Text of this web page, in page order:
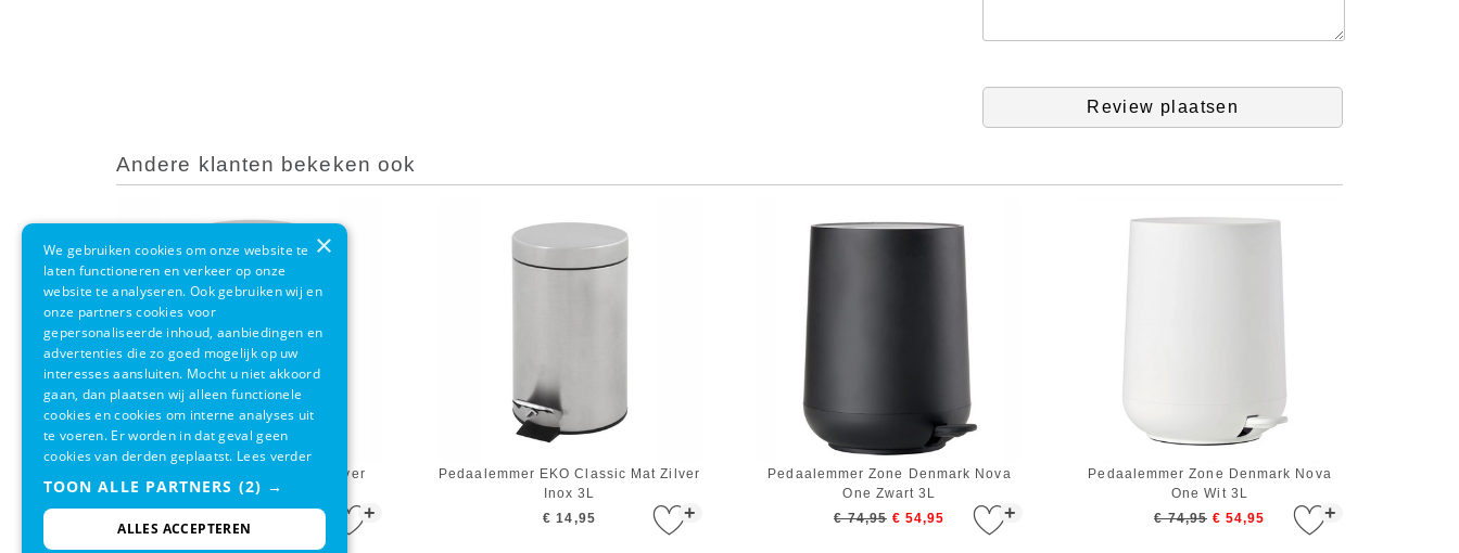
Review plaatsen
Andere klanten bekeken ook
+
Pedaalemmer EKO Classic Silver
RVS 5L
+
Pedaalemmer EKO Classic Mat Zilver
Inox 3L
€ 14,95
+
Pedaalemmer Zone Denmark Nova
One Zwart 3L
€ 74,95 € 54,95 +
Pedaalemmer Zone Denmark Nova
One Wit 3L
€ 74,95 € 54,95
×
We gebruiken cookies om onze website te
laten functioneren en verkeer op onze
website te analyseren. Ook gebruiken wij en
onze partners cookies voor
gepersonaliseerde inhoud, aanbiedingen en
advertenties die zo goed mogelijk op uw
interesses aansluiten. Mocht u niet akkoord
gaan, dan plaatsen wij alleen functionele
cookies en cookies om interne analyses uit
te voeren. Er worden in dat geval geen
cookies van derden geplaatst. Lees verder
TOON ALLE PARTNERS (2) →
ALLES ACCEPTEREN